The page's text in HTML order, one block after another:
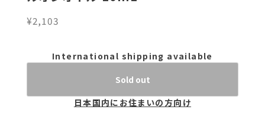
¥2,103
International shipping available
Sold out
日本国内にお住まいの方向け